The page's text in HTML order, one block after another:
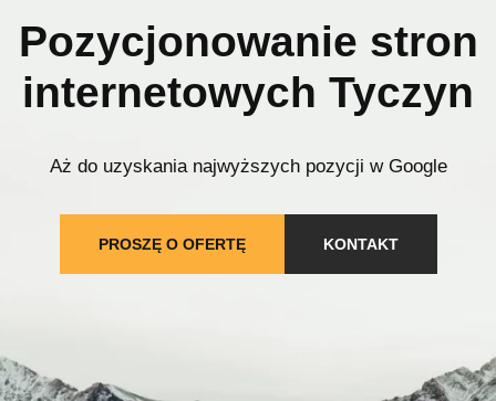
Pozycjonowanie stron
internetowych Tyczyn
Aż do uzyskania najwyższych pozycji w Google
PROSZĘ O OFERTĘ KONTAKT